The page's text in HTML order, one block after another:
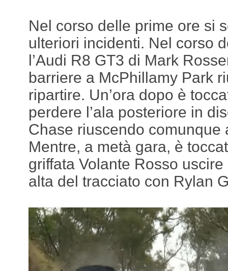
Nel corso delle prime ore si
ulteriori incidenti. Nel corso
l’Audi R8 GT3 di Mark
barriere a McPhillamy Park
ripartire. Un’ora dopo è
perdere l’ala posteriore in
Chase riuscendo comunque
Mentre, a metà gara, è
griffata Volante Rosso
alta del tracciato con Rylan